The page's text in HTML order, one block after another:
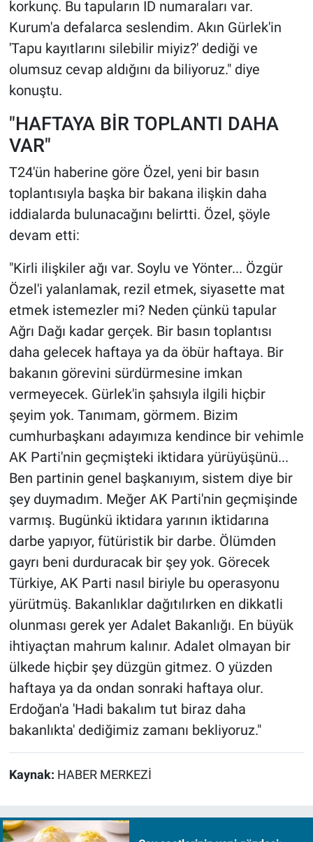
korkunç. Bu tapuların ID numaraları var.
Kurum'a defalarca seslendim. Akın Gürlek'in
'Tapu kayıtlarını silebilir miyiz?' dediği ve
olumsuz cevap aldığını da biliyoruz." diye
konuştu.
"HAFTAYA BİR TOPLANTI DAHA
VAR"
T24'ün haberine göre Özel, yeni bir basın
toplantısıyla başka bir bakana ilişkin daha
iddialarda bulunacağını belirtti. Özel, şöyle
devam etti:
"Kirli ilişkiler ağı var. Soylu ve Yönter... Özgür
Özel'i yalanlamak, rezil etmek, siyasette mat
etmek istemezler mi? Neden çünkü tapular
Ağrı Dağı kadar gerçek. Bir basın toplantısı
daha gelecek haftaya ya da öbür haftaya. Bir
bakanın görevini sürdürmesine imkan
vermeyecek. Gürlek'in şahsıyla ilgili hiçbir
şeyim yok. Tanımam, görmem. Bizim
cumhurbaşkanı adayımıza kendince bir vehimle
AK Parti'nin geçmişteki iktidara yürüyüşünü...
Ben partinin genel başkanıyım, sistem diye bir
şey duymadım. Meğer AK Parti'nin geçmişinde
varmış. Bugünkü iktidara yarının iktidarına
darbe yapıyor, fütüristik bir darbe. Ölümden
gayrı beni durduracak bir şey yok. Görecek
Türkiye, AK Parti nasıl biriyle bu operasyonu
yürütmüş. Bakanlıklar dağıtılırken en dikkatli
olunması gerek yer Adalet Bakanlığı. En büyük
ihtiyaçtan mahrum kalınır. Adalet olmayan bir
ülkede hiçbir şey düzgün gitmez. O yüzden
haftaya ya da ondan sonraki haftaya olur.
Erdoğan'a 'Hadi bakalım tut biraz daha
bakanlıkta' dediğimiz zamanı bekliyoruz."
Kaynak: HABER MERKEZİ